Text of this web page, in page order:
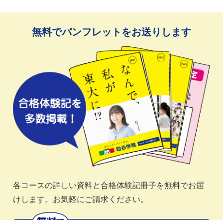
無料でパンフレットをお送りします
各コースの詳しい資料と合格体験記冊子を無料でお届
けします。お気軽にご請求ください。